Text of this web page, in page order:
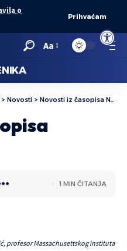
o
Prihvaćam
Aa
> Novosti > Novosti iz časopisa Nature
1 MIN ČITANJA
profesor Massachusettskog instituta
Open